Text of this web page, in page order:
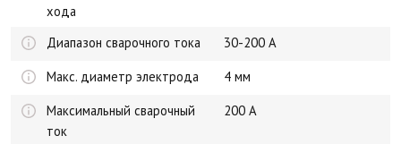
хода
Диапазон сварочного тока
30-200 А
Макс. диаметр электрода
4 мм
Максимальный сварочный
ток
200 А